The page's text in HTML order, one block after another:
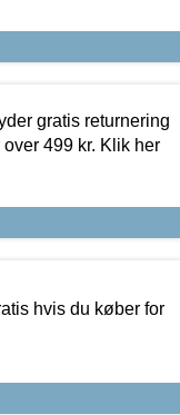
gratis returnering
499 kr. Klik her
hvis du køber for